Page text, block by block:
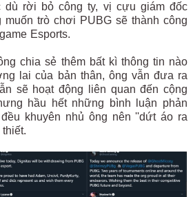
dù rời bỏ công ty, vị cựu giám đốc
muốn trò chơi PUBG sẽ thành công
Esports.
chia sẻ thêm bất kì thông tin nào
lai của bản thân, ông vẫn đưa ra
sẽ hoạt động liên quan đến cộng
hầu hết những bình luận phản
khuyên nhủ ông nên ''dứt áo ra